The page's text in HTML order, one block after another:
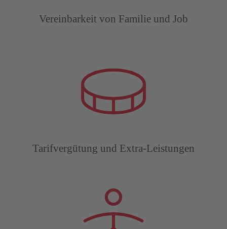
Vereinbarkeit von Familie und Job
Tarifvergütung und Extra-Leistungen